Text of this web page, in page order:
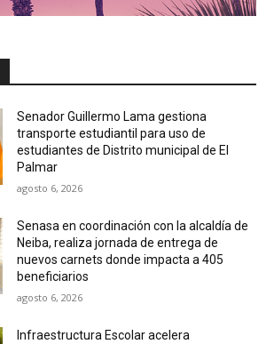
Senador Guillermo Lama gestiona
transporte estudiantil para uso de
estudiantes de Distrito municipal de El
Palmar
agosto 6, 2026
Senasa en coordinación con la alcaldía de
Neiba, realiza jornada de entrega de
nuevos carnets donde impacta a 405
beneficiarios
agosto 6, 2026
Infraestructura Escolar acelera